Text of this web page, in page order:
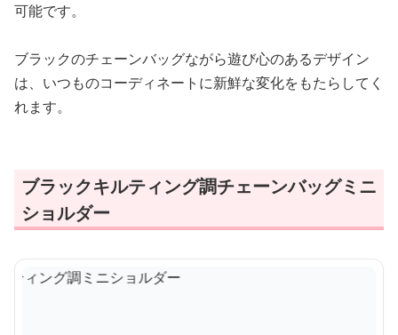
可能です。
ブラックのチェーンバッグながら遊び心のあるデザイン
は、いつものコーディネートに新鮮な変化をもたらしてく
れます。
ブラックキルティング調チェーンバッグミニ
ショルダー